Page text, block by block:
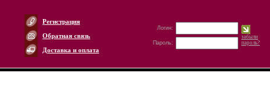
Регистрация
Логин:
Пароль:
забыли
пароль?
Обратная связь
Доставка и оплата